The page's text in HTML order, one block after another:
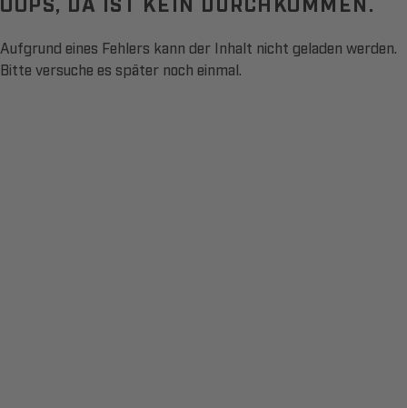
Aufgrund eines Fehlers kann der Inhalt nicht geladen werden.
Bitte versuche es später noch einmal.